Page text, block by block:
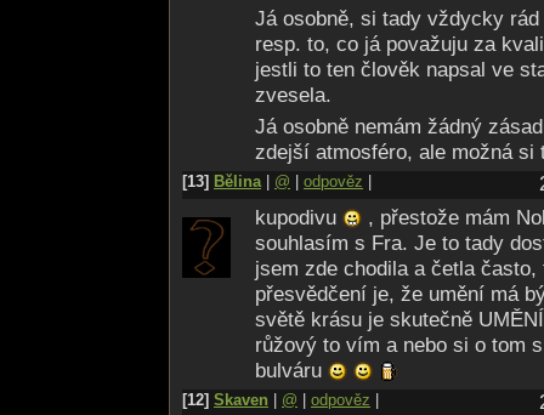
Já osobně, si tady vždycky
resp. to, co já považuju za
jestli to ten člověk napsal ve
zvesela.
Já osobně nemám žádný
zdejší atmosféro, ale možná
[13] Bělina | @ | odpověz |
kupodivu
, přestože mám
souhlasím s Fra. Je to tady
jsem zde chodila a četla
přesvědčení je, že umění má
světě krásu je skutečně
růžový to vím a nebo si o tom
bulváru
[12] Skaven | @ | odpověz |